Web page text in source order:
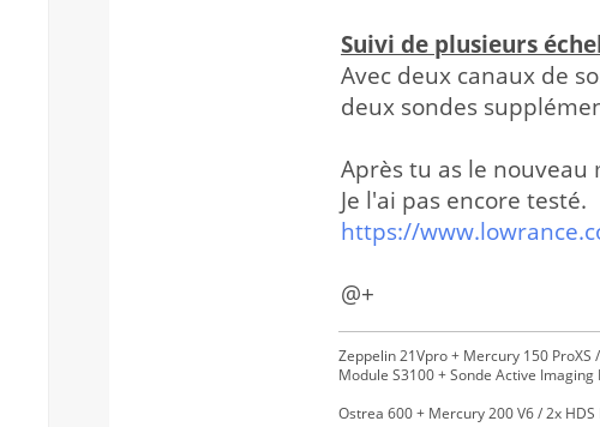
Suivi de plusieurs
Avec deux canaux de
deux sondes
Après tu as le
Je l'ai pas encore testé.
https://
@+
Zeppelin 21Vpro + Mercury 150 ProXS
Module S3100 + Sonde Active Imaging
Ostrea 600 + Mercury 200 V6 / 2x